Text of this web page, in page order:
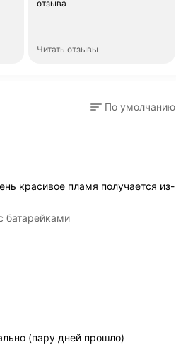
отзыва
Читать отзывы
По умолчанию
красивое пламя получается из-
батарейками
(пару дней прошло)